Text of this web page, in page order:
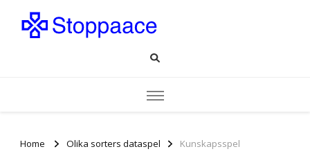
Home Olika sorters dataspel Kunskapsspel